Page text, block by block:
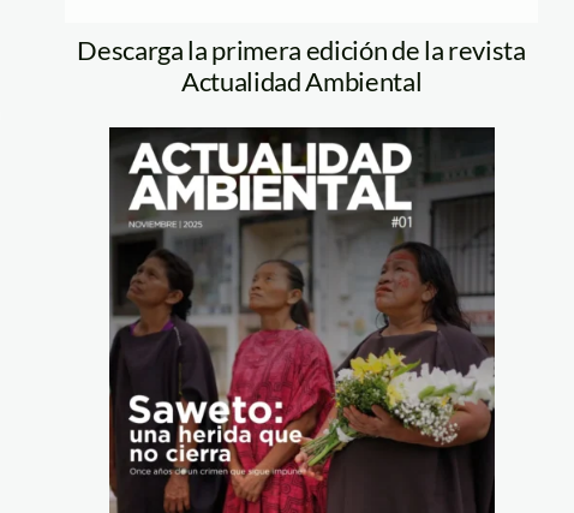
Descarga la primera edición de la revista
Actualidad Ambiental